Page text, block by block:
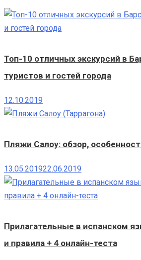
Топ-10 отличных экскурсий в
туристов и гостей города
12.10.2019
Пляжи Салоу: обзор,
13.05.201922.06.2019
Прилагательные в испанском
и правила + 4 онлайн-теста